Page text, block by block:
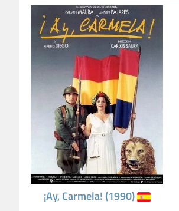
¡Ay, Carmela! (1990)